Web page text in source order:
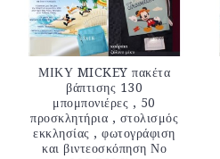
ΜΙΚΥ MICKEY πακέτα
βάπτισης 130
μπομπονιέρες , 50
προσκλητήρια , στολισμός
εκκλησίας , φωτογράφιση
και βιντεοσκόπηση Νο